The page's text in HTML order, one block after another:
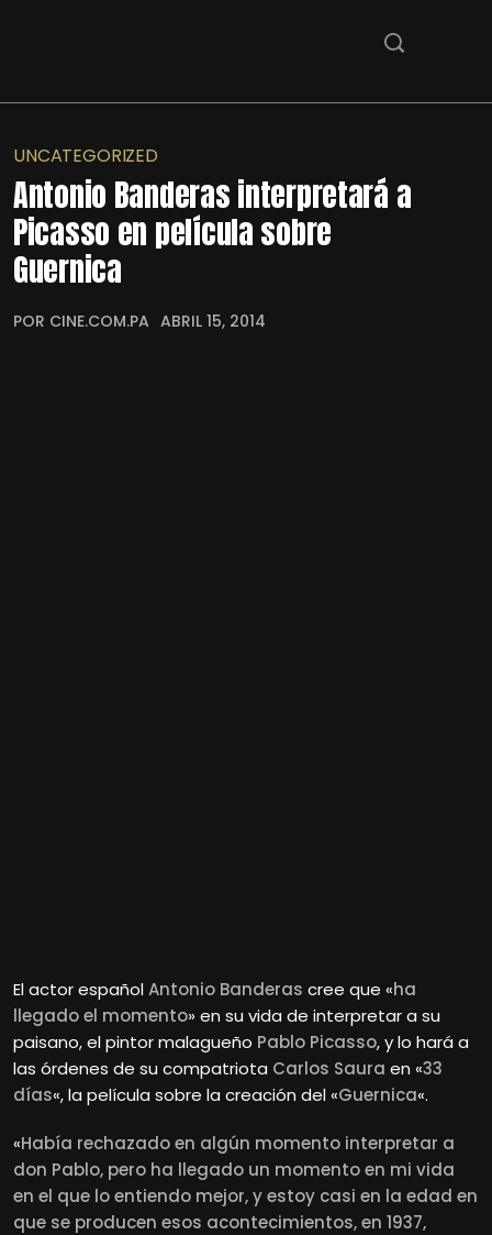
UNCATEGORIZED
Antonio Banderas interpretará a
Picasso en película sobre
Guernica
POR CINE.COM.PA ABRIL 15, 2014
El actor españolAntonio Banderas cree que «ha
llegado el momento» en su vida de interpretar a su
paisano, el pintor malagueño Pablo Picasso, y lo hará a
las órdenes de su compatriota Carlos Saura en «33
días«, la película sobre la creación del «Guernica«.
«Había rechazado en algún momento interpretar a
don Pablo, pero ha llegado un momento en mi vida
en el que lo entiendo mejor, y estoy casi en la edad en
que se producen esos acontecimientos, en 1937,